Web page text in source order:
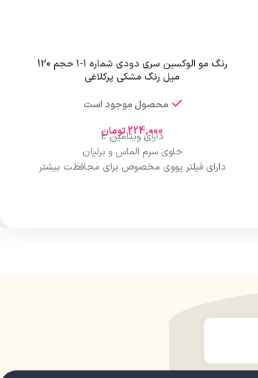
رنگ مو الوکسین سری دودی شماره 1-1 حجم 120
میل رنگ مشکی پرکلاغی
محصول موجود است
224,000تومان
دارای ویتامین E
حاوی سرم الماس و برلیان
دارای فیلتر یووی مخصوص برای محافظت بیشتر